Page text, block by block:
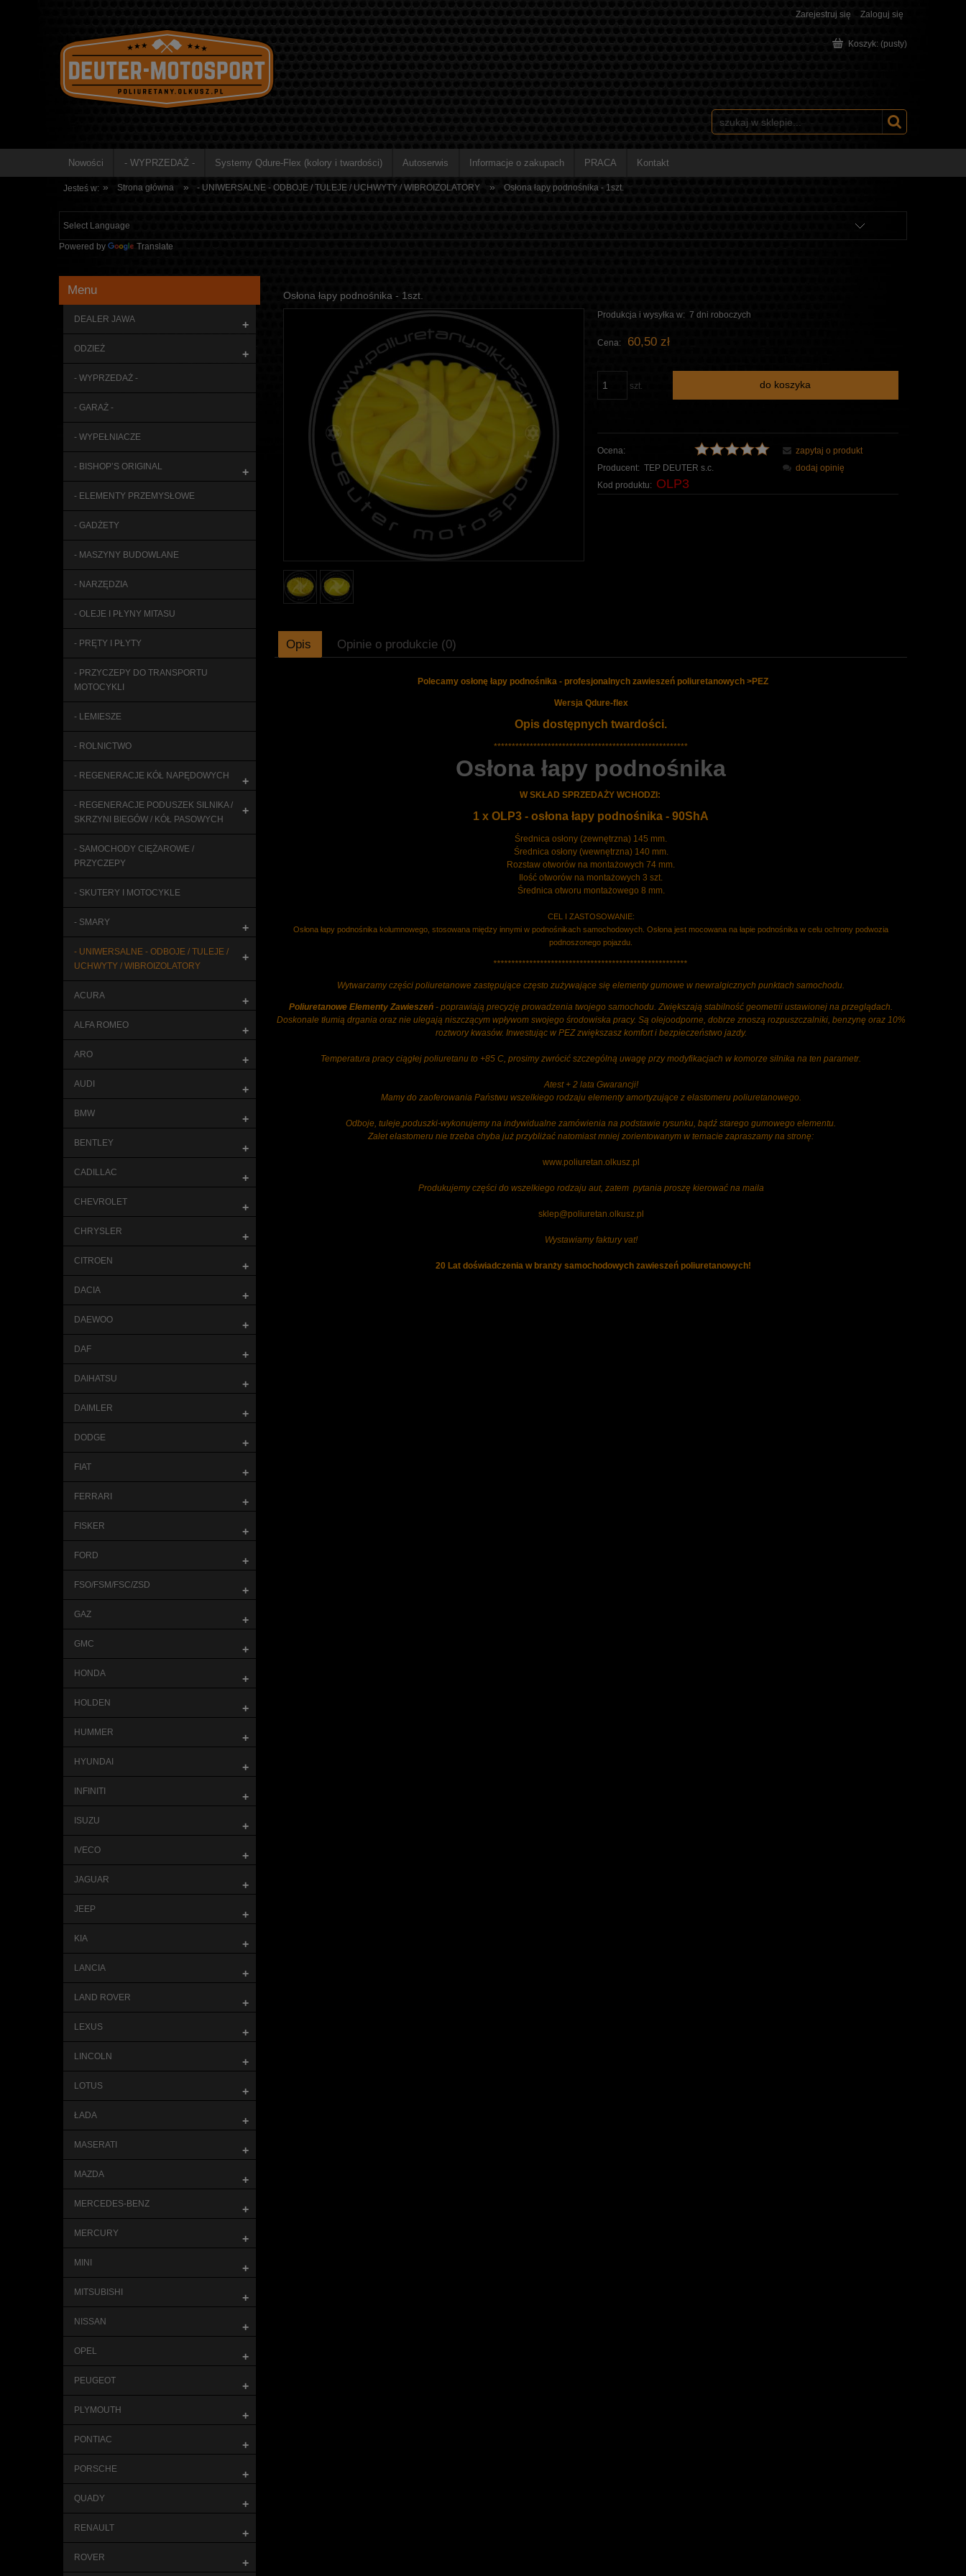
Zarejestruj się Zaloguj się
Koszyk: (pusty)
Nowości - WYPRZEDAŻ - Systemy Qdure-Flex (kolory i twardości) Autoserwis Informacje o zakupach PRACA Kontakt
Jesteś w: » Strona główna » - UNIWERSALNE - ODBOJE / TULEJE / UCHWYTY / WIBROIZOLATORY » Osłona łapy podnośnika - 1szt.
Powered by Translate
Menu
DEALER JAWA +
ODZIEŻ +
- WYPRZEDAŻ -
- GARAŻ -
- WYPEŁNIACZE
- BISHOP’S ORIGINAL +
- ELEMENTY PRZEMYSŁOWE
- GADŻETY
- MASZYNY BUDOWLANE
- NARZĘDZIA
- OLEJE I PŁYNY MITASU
- PRĘTY I PŁYTY
- PRZYCZEPY DO TRANSPORTU
MOTOCYKLI
- LEMIESZE
- ROLNICTWO
- REGENERACJE KÓŁ NAPĘDOWYCH +
- REGENERACJE PODUSZEK SILNIKA /
SKRZYNI BIEGÓW / KÓŁ PASOWYCH
+
- SAMOCHODY CIĘŻAROWE /
PRZYCZEPY
- SKUTERY I MOTOCYKLE
- SMARY +
- UNIWERSALNE - ODBOJE / TULEJE /
UCHWYTY / WIBROIZOLATORY
+
ACURA +
ALFA ROMEO +
ARO +
AUDI +
BMW +
BENTLEY +
CADILLAC +
CHEVROLET +
CHRYSLER +
CITROEN +
DACIA +
DAEWOO +
DAF +
DAIHATSU +
DAIMLER +
DODGE +
FIAT +
FERRARI +
FISKER +
FORD +
FSO/FSM/FSC/ZSD +
GAZ +
GMC +
HONDA +
HOLDEN +
HUMMER +
HYUNDAI +
INFINITI +
ISUZU +
IVECO +
JAGUAR +
JEEP +
KIA +
LANCIA +
LAND ROVER +
LEXUS +
LINCOLN +
LOTUS +
ŁADA +
MASERATI +
MAZDA +
MERCEDES-BENZ +
MERCURY +
MINI +
MITSUBISHI +
NISSAN +
OPEL +
PEUGEOT +
PLYMOUTH +
PONTIAC +
PORSCHE +
QUADY +
RENAULT +
ROVER +
Osłona łapy podnośnika - 1szt.
Produkcja i wysyłka w: 7 dni roboczych
Cena: 60,50 zł
szt. do koszyka
Ocena:
Producent: TEP DEUTER s.c.
Kod produktu: OLP3
zapytaj o produkt
dodaj opinię
Opis Opinie o produkcie (0)
Polecamy osłonę łapy podnośnika - profesjonalnych zawieszeń poliuretanowych >PEZ
Wersja Qdure-flex
Opis dostępnych twardości.
******************************************************
Osłona łapy podnośnika
W SKŁAD SPRZEDAŻY WCHODZI:
1 x OLP3 - osłona łapy podnośnika - 90ShA
Średnica osłony (zewnętrzna) 145 mm.
Średnica osłony (wewnętrzna) 140 mm.
Rozstaw otworów na montażowych 74 mm.
Ilość otworów na montażowych 3 szt.
Średnica otworu montażowego 8 mm.
CEL I ZASTOSOWANIE:
Osłona łapy podnośnika kolumnowego, stosowana między innymi w podnośnikach samochodowych. Osłona jest mocowana na łapie podnośnika w celu ochrony podwozia
podnoszonego pojazdu.
******************************************************
Wytwarzamy części poliuretanowe zastępujące często zużywające się elementy gumowe w newralgicznych punktach samochodu.
Poliuretanowe Elementy Zawieszeń - poprawiają precyzję prowadzenia twojego samochodu. Zwiększają stabilność geometrii ustawionej na przeglądach.
Doskonale tłumią drgania oraz nie ulegają niszczącym wpływom swojego środowiska pracy. Są olejoodporne, dobrze znoszą rozpuszczalniki, benzynę oraz 10%
roztwory kwasów. Inwestując w PEZ zwiększasz komfort i bezpieczeństwo jazdy.
Temperatura pracy ciągłej poliuretanu to +85 C, prosimy zwrócić szczególną uwagę przy modyfikacjach w komorze silnika na ten parametr.
Atest + 2 lata Gwarancji!
Mamy do zaoferowania Państwu wszelkiego rodzaju elementy amortyzujące z elastomeru poliuretanowego.
Odboje, tuleje,poduszki-wykonujemy na indywidualne zamówienia na podstawie rysunku, bądź starego gumowego elementu.
Zalet elastomeru nie trzeba chyba już przybliżać natomiast mniej zorientowanym w temacie zapraszamy na stronę:
www.poliuretan.olkusz.pl
Produkujemy części do wszelkiego rodzaju aut, zatem pytania proszę kierować na maila
sklep@poliuretan.olkusz.pl
Wystawiamy faktury vat!
20 Lat doświadczenia w branży samochodowych zawieszeń poliuretanowych!